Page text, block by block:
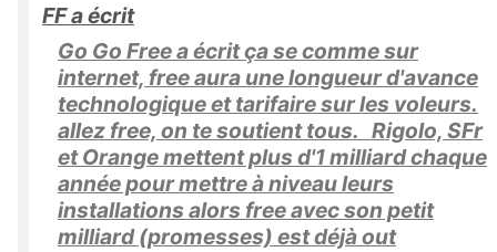
FF a écrit
Go Go Free a écrit ça se comme sur
internet, free aura une longueur d'avance
technologique et tarifaire sur les voleurs.
allez free, on te soutient tous. Rigolo, SFr
et Orange mettent plus d'1 milliard chaque
année pour mettre à niveau leurs
installations alors free avec son petit
milliard (promesses) est déjà out